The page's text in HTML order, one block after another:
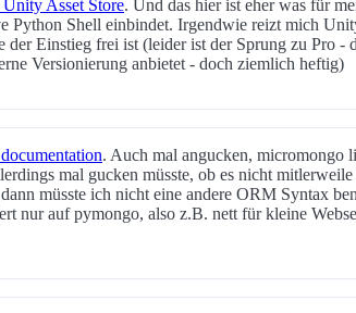
Asset Store. Und das hier ist eher was für
Python Shell einbindet. Irgendwie reizt mich
Einstieg frei ist (leider ist der Sprung zu Pro -
Versionierung anbietet - doch ziemlich heftig)
. Auch mal angucken, micromongo
mal gucken müsste, ob es nicht
müsste ich nicht eine andere ORM Syntax
nur auf pymongo, also z.B. nett für kleine